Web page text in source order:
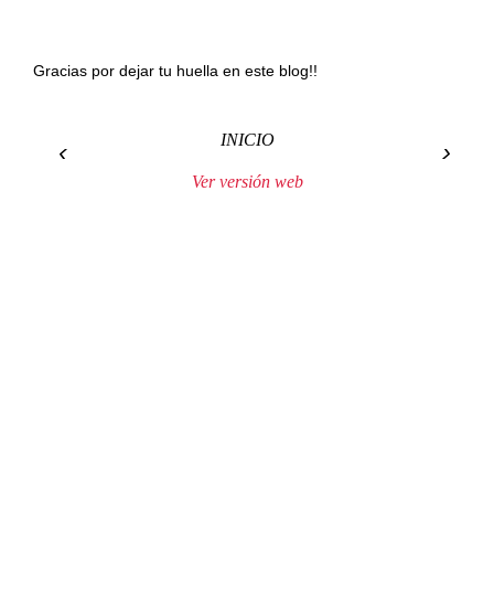
Gracias por dejar tu huella en este blog!!
‹ ›
INICIO
Ver versión web